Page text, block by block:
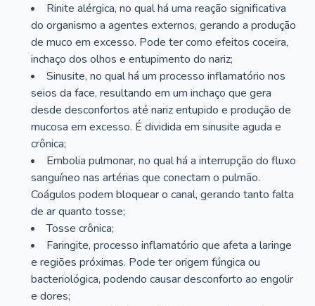
Rinite alérgica, no qual há uma reação significativa
do organismo a agentes externos, gerando a produção
de muco em excesso. Pode ter como efeitos coceira,
inchaço dos olhos e entupimento do nariz;
Sinusite, no qual há um processo inflamatório nos
seios da face, resultando em um inchaço que gera
desde desconfortos até nariz entupido e produção de
mucosa em excesso. É dividida em sinusite aguda e
crônica;
Embolia pulmonar, no qual há a interrupção do fluxo
sanguíneo nas artérias que conectam o pulmão.
Coágulos podem bloquear o canal, gerando tanto falta
de ar quanto tosse;
Tosse crônica;
Faringite, processo inflamatório que afeta a laringe
e regiões próximas. Pode ter origem fúngica ou
bacteriológica, podendo causar desconforto ao engolir
e dores;